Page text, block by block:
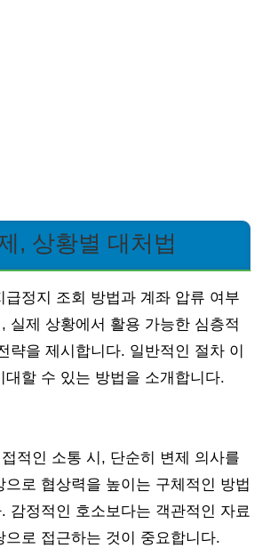
, 상황별 대처법
급정지 조회 방법과 계좌 압류 여부
실제 상황에서 활용 가능한 심층적
략을 제시합니다. 일반적인 절차 이
대할 수 있는 방법을 소개합니다.
적인 소통 시, 단순히 변제 의사를
으로 협상력을 높이는 구체적인 방법
감정적인 호소보다는 객관적인 자료
으로 접근하는 것이 중요합니다.